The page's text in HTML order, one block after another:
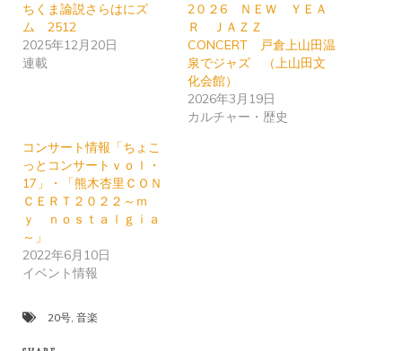
ちくま論説さらはにズ
ム 2512
2025年12月20日
連載
2０２6 ＮＥＷ ＹＥＡ
Ｒ ＪＡＺＺ
CONCERT 戸倉上山田温
泉でジャズ （上山田文
化会館）
2026年3月19日
カルチャー・歴史
コンサート情報「ちょこ
っとコンサートｖｏｌ・
17」・「熊木杏里ＣＯＮ
ＣＥＲＴ２０２２～ｍ
ｙ ｎｏｓｔａｌｇｉａ
～」
2022年6月10日
イベント情報
20号, 音楽